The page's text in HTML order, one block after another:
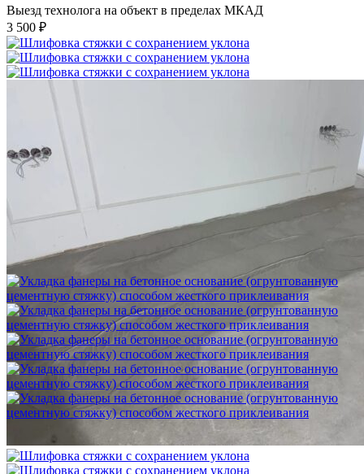
Выезд технолога на объект в пределах МКАД
3 500 ₽
Шлифовка стяжки с сохранением уклона
1 500 ₽